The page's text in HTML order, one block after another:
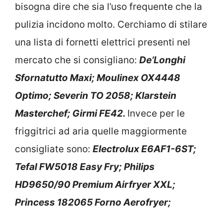
bisogna dire che sia l’uso frequente che la
pulizia incidono molto. Cerchiamo di stilare
una lista di fornetti elettrici presenti nel
mercato che si consigliano: De’Longhi
Sfornatutto Maxi; Moulinex OX4448
Optimo; Severin TO 2058; Klarstein
Masterchef; Girmi FE42. Invece per le
friggitrici ad aria quelle maggiormente
consigliate sono: Electrolux E6AF1-6ST;
Tefal FW5018 Easy Fry; Philips
HD9650/90 Premium Airfryer XXL;
Princess 182065 Forno Aerofryer;